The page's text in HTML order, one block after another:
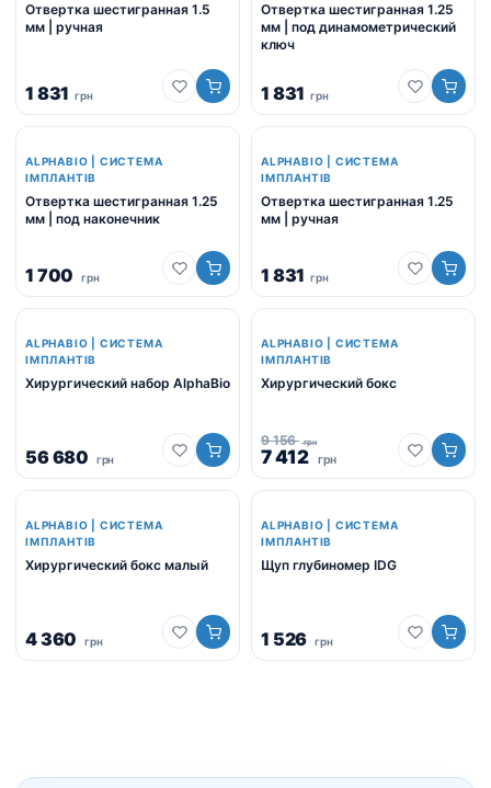
Отвертка шестигранная 1.5
мм | ручная
1 831 грн
Отвертка шестигранная 1.25
мм | под динамометрический
ключ
1 831 грн
ALPHABIO | СИСТЕМА
ІМПЛАНТІВ
Отвертка шестигранная 1.25
мм | под наконечник
1 700 грн
ALPHABIO | СИСТЕМА
ІМПЛАНТІВ
Отвертка шестигранная 1.25
мм | ручная
1 831 грн
ALPHABIO | СИСТЕМА
ІМПЛАНТІВ
Хирургический набор AlphaBio
56 680 грн
ALPHABIO | СИСТЕМА
ІМПЛАНТІВ
Хирургический бокс
9 156 грн
Оригінальна
ціна:
9
грн.
7 412 грнПоточна
ціна:
7
грн.
ALPHABIO | СИСТЕМА
ІМПЛАНТІВ
Хирургический бокс малый
4 360 грн
ALPHABIO | СИСТЕМА
ІМПЛАНТІВ
Щуп глубиномер IDG
1 526 грн